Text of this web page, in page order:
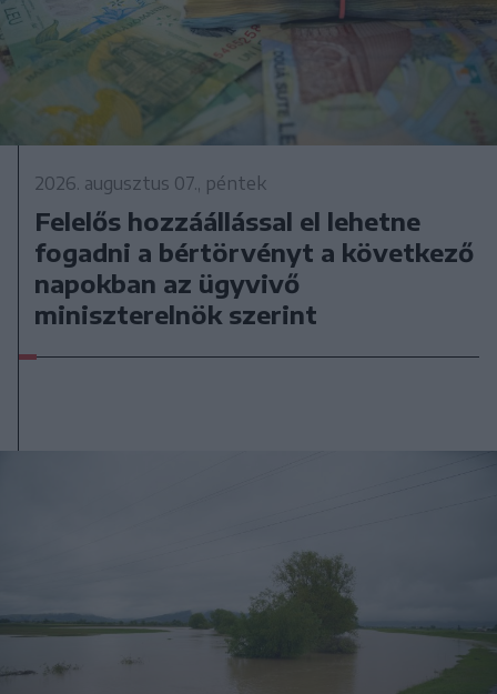
2026. augusztus 07., péntek
Felelős hozzáállással el lehetne
fogadni a bértörvényt a következő
napokban az ügyvivő
miniszterelnök szerint